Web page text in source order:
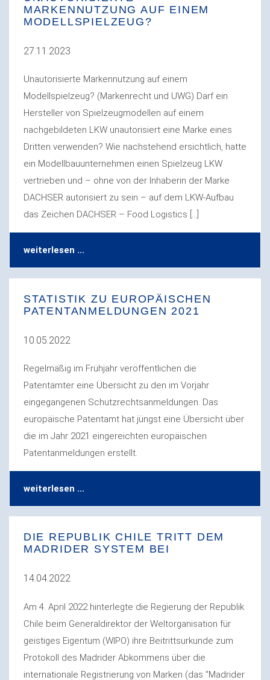
MARKENNUTZUNG AUF EINEM
MODELLSPIELZEUG?
27.11.2023
Unautorisierte Markennutzung auf einem
Modellspielzeug? (Markenrecht und UWG) Darf ein
Hersteller von Spielzeugmodellen auf einem
nachgebildeten LKW unautorisiert eine Marke eines
Dritten verwenden? Wie nachstehend ersichtlich, hatte
ein Modellbauunternehmen einen Spielzeug LKW
vertrieben und – ohne von der Inhaberin der Marke
DACHSER autorisiert zu sein – auf dem LKW-Aufbau
das Zeichen DACHSER – Food Logistics […]
weiterlesen ...
STATISTIK ZU EUROPÄISCHEN
PATENTANMELDUNGEN 2021
10.05.2022
Regelmäßig im Frühjahr veröffentlichen die
Patentämter eine Übersicht zu den im Vorjahr
eingegangenen Schutzrechtsanmeldungen. Das
europäische Patentamt hat jüngst eine Übersicht über
die im Jahr 2021 eingereichten europäischen
Patentanmeldungen erstellt.
weiterlesen ...
DIE REPUBLIK CHILE TRITT DEM
MADRIDER SYSTEM BEI
14.04.2022
Am 4. April 2022 hinterlegte die Regierung der Republik
Chile beim Generaldirektor der Weltorganisation für
geistiges Eigentum (WIPO) ihre Beitrittsurkunde zum
Protokoll des Madrider Abkommens über die
internationale Registrierung von Marken (das "Madrider